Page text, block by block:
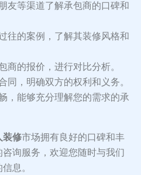
友等渠道了解承包商的口碑和
往的案例，了解其装修风格和
商的报价，进行对比分析。
同，明确双方的权利和义务。
，能够充分理解您的需求的承
装修市场拥有良好的口碑和丰
询服务，欢迎您随时与我们
息。